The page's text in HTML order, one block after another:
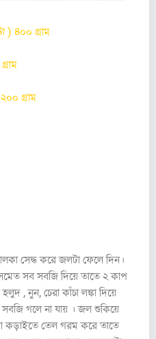
) ৪০০ গ্রাম
গ্রাম
সেদ্ধ করে জলটা ফেলে দিন।
সব সবজি দিয়ে তাতে ২ কাপ
, নুন, চেরা কাঁচা লঙ্কা দিয়ে
গলে না যায় । জল শুকিয়ে
কড়াইতে তেল গরম করে তাতে